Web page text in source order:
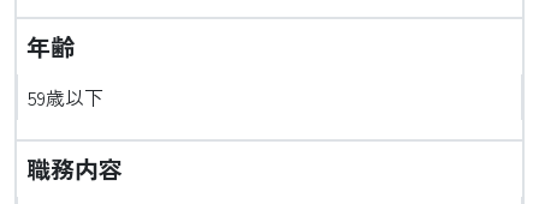
年齢
59歳以下
職務内容